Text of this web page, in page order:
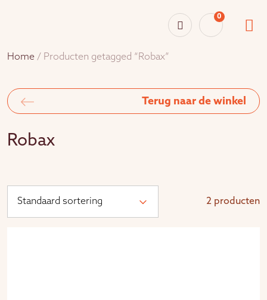
0
Home / Producten getagged “Robax”
Terug naar de winkel
Robax
2 producten